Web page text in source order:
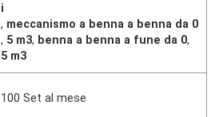
i
, meccanismo a benna a benna da 0
, 5 m3, benna a benna a fune da 0,
5 m3
100 Set al mese